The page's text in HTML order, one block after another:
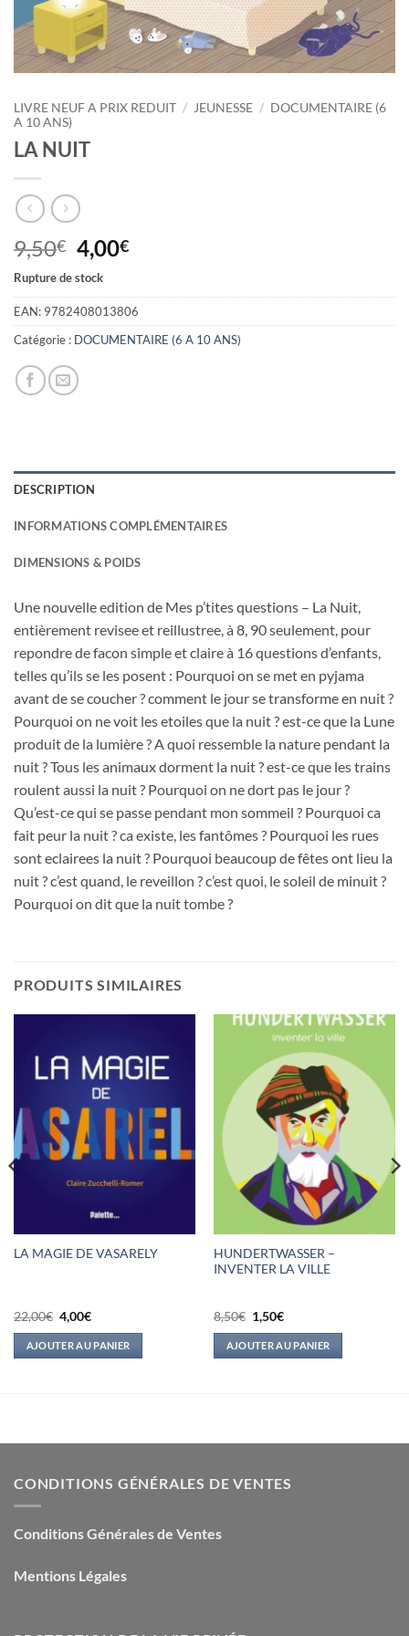
LIVRE NEUF A PRIX REDUIT / JEUNESSE / DOCUMENTAIRE (6
A 10 ANS)
LA NUIT
9,50€ Le
prix
initial
était :
9,50€.
4,00€Le
actuel
est :
4,00€.
Rupture de stock
EAN: 9782408013806
Catégorie : DOCUMENTAIRE (6 A 10 ANS)
DESCRIPTION
INFORMATIONS COMPLÉMENTAIRES
DIMENSIONS & POIDS
Une nouvelle edition de Mes p’tites questions – La Nuit,
entièrement revisee et reillustree, à 8, 90 seulement, pour
repondre de facon simple et claire à 16 questions d’enfants,
telles qu’ils se les posent : Pourquoi on se met en pyjama
avant de se coucher ? comment le jour se transforme en nuit ?
Pourquoi on ne voit les etoiles que la nuit ? est-ce que la Lune
produit de la lumière ? A quoi ressemble la nature pendant la
nuit ? Tous les animaux dorment la nuit ? est-ce que les trains
roulent aussi la nuit ? Pourquoi on ne dort pas le jour ?
Qu’est-ce qui se passe pendant mon sommeil ? Pourquoi ca
fait peur la nuit ? ca existe, les fantômes ? Pourquoi les rues
sont eclairees la nuit ? Pourquoi beaucoup de fêtes ont lieu la
nuit ? c’est quand, le reveillon ? c’est quoi, le soleil de minuit ?
Pourquoi on dit que la nuit tombe ?
PRODUITS SIMILAIRES
LA MAGIE DE VASARELY
22,00€ Le
prix
initial
était :
22,00€.
4,00€Le
actuel
est :
4,00€.
AJOUTER AU PANIER
HUNDERTWASSER –
INVENTER LA VILLE
8,50€ Le
prix
initial
était :
8,50€.
1,50€Le
actuel
est :
1,50€.
AJOUTER AU PANIER
CONDITIONS GÉNÉRALES DE VENTES
Conditions Générales de Ventes
Mentions Légales